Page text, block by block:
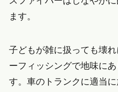
ます。
子どもが雑に扱っても壊
ーフィッシングで地味に
す。車のトランクに適当